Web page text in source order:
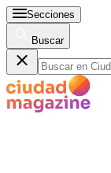
Secciones
Buscar